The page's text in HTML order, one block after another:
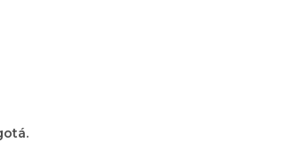
Abre en una nueva ventana